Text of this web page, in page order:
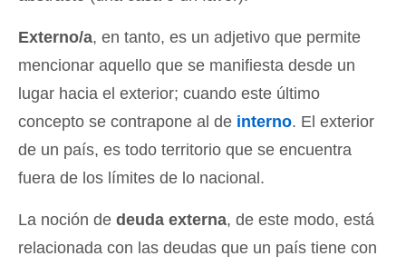
Externo/a, en tanto, es un adjetivo que permite
mencionar aquello que se manifiesta desde un
lugar hacia el exterior; cuando este último
concepto se contrapone al de interno. El exterior
de un país, es todo territorio que se encuentra
fuera de los límites de lo nacional.
La noción de deuda externa, de este modo, está
relacionada con las deudas que un país tiene con